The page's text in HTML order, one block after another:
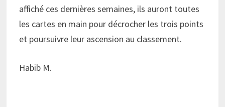
affiché ces dernières semaines, ils auront toutes
les cartes en main pour décrocher les trois points
et poursuivre leur ascension au classement.
Habib M.